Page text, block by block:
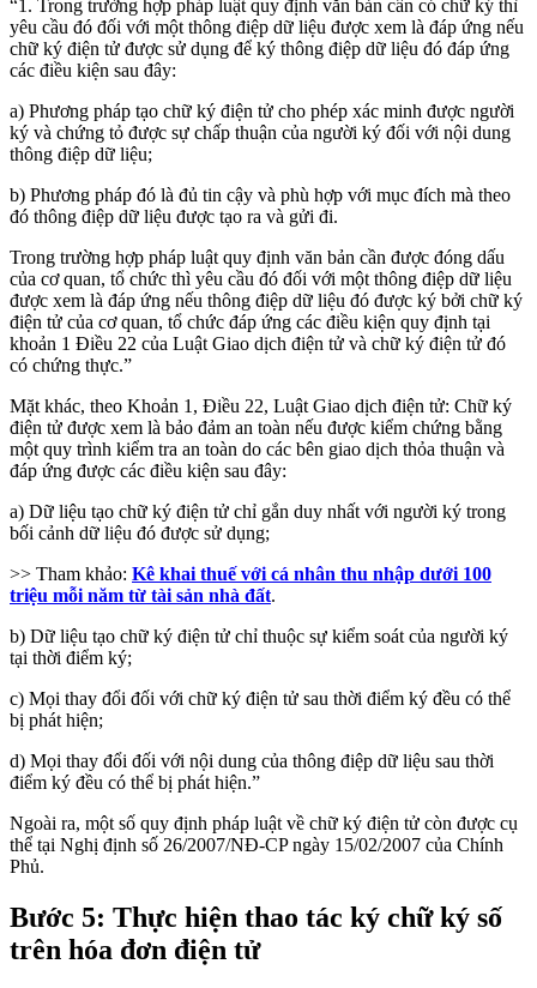
“1. Trong trường hợp pháp luật quy định văn bản cần có chữ ký thì
yêu cầu đó đối với một thông điệp dữ liệu được xem là đáp ứng nếu
chữ ký điện tử được sử dụng để ký thông điệp dữ liệu đó đáp ứng
các điều kiện sau đây:
a) Phương pháp tạo chữ ký điện tử cho phép xác minh được người
ký và chứng tỏ được sự chấp thuận của người ký đối với nội dung
thông điệp dữ liệu;
b) Phương pháp đó là đủ tin cậy và phù hợp với mục đích mà theo
đó thông điệp dữ liệu được tạo ra và gửi đi.
Trong trường hợp pháp luật quy định văn bản cần được đóng dấu
của cơ quan, tổ chức thì yêu cầu đó đối với một thông điệp dữ liệu
được xem là đáp ứng nếu thông điệp dữ liệu đó được ký bởi chữ ký
điện tử của cơ quan, tổ chức đáp ứng các điều kiện quy định tại
khoản 1 Điều 22 của Luật Giao dịch điện tử và chữ ký điện tử đó
có chứng thực.”
Mặt khác, theo Khoản 1, Điều 22, Luật Giao dịch điện tử: Chữ ký
điện tử được xem là bảo đảm an toàn nếu được kiểm chứng bằng
một quy trình kiểm tra an toàn do các bên giao dịch thỏa thuận và
đáp ứng được các điều kiện sau đây:
a) Dữ liệu tạo chữ ký điện tử chỉ gắn duy nhất với người ký trong
bối cảnh dữ liệu đó được sử dụng;
>> Tham khảo: Kê khai thuế với cá nhân thu nhập dưới 100
triệu mỗi năm từ tài sản nhà đất.
b) Dữ liệu tạo chữ ký điện tử chỉ thuộc sự kiểm soát của người ký
tại thời điểm ký;
c) Mọi thay đổi đối với chữ ký điện tử sau thời điểm ký đều có thể
bị phát hiện;
d) Mọi thay đổi đối với nội dung của thông điệp dữ liệu sau thời
điểm ký đều có thể bị phát hiện.”
Ngoài ra, một số quy định pháp luật về chữ ký điện tử còn được cụ
thể tại Nghị định số 26/2007/NĐ-CP ngày 15/02/2007 của Chính
Phủ.
Bước 5: Thực hiện thao tác ký chữ ký số
trên hóa đơn điện tử